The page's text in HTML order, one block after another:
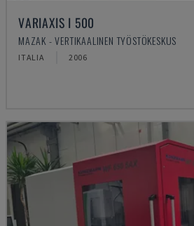
VARIAXIS I 500
MAZAK - VERTIKAALINEN TYÖSTÖKESKUS
ITALIA 2006